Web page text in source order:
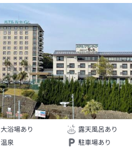
大浴場あり
露天風呂あり
温泉
駐車場あり